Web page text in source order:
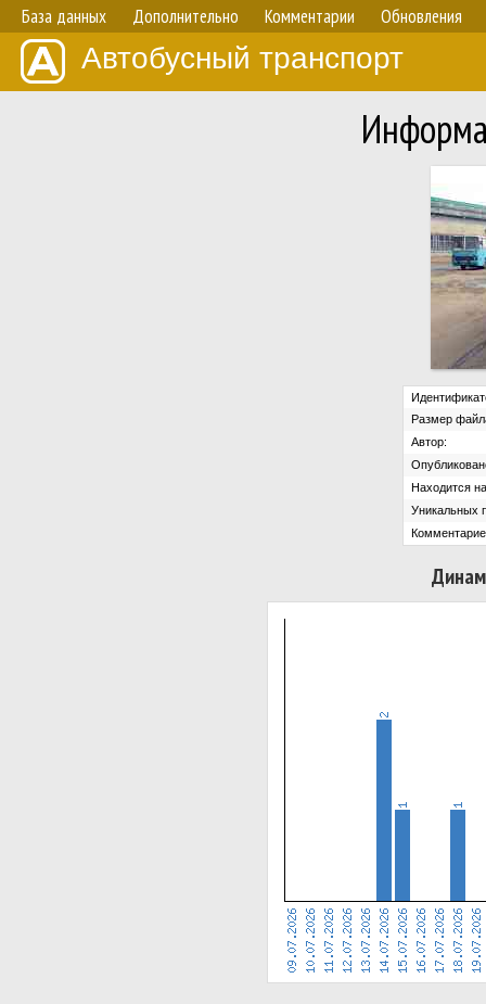
База данных Дополнительно Комментарии Обновления
Автобусный транспорт
Размер
Автор:
Находится
Уникальных